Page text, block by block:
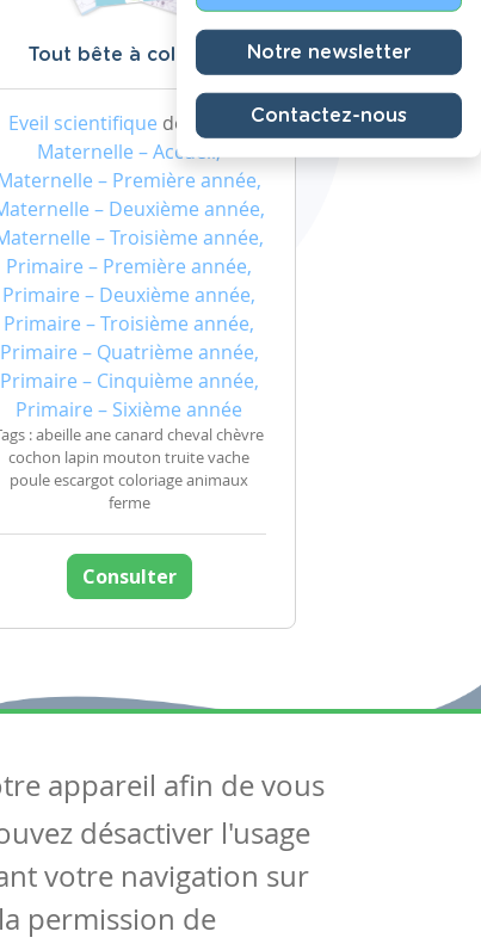
Tout bête à colorier !
Eveil scientifique de niveau
Maternelle – Accueil,
– Première année,
– Deuxième année,
– Troisième année,
Primaire – Première année,
Primaire – Deuxième année,
Primaire – Troisième année,
Primaire – Quatrième année,
Primaire – Cinquième année,
Primaire – Sixième année
: abeille ane canard cheval chèvre
cochon lapin mouton truite vache
poule escargot coloriage animaux
ferme
Consulter
Notre newsletter
Contactez-nous
nous
nous
scolaire
appareil afin de vous
désactiver l'usage
votre navigation sur
permission de